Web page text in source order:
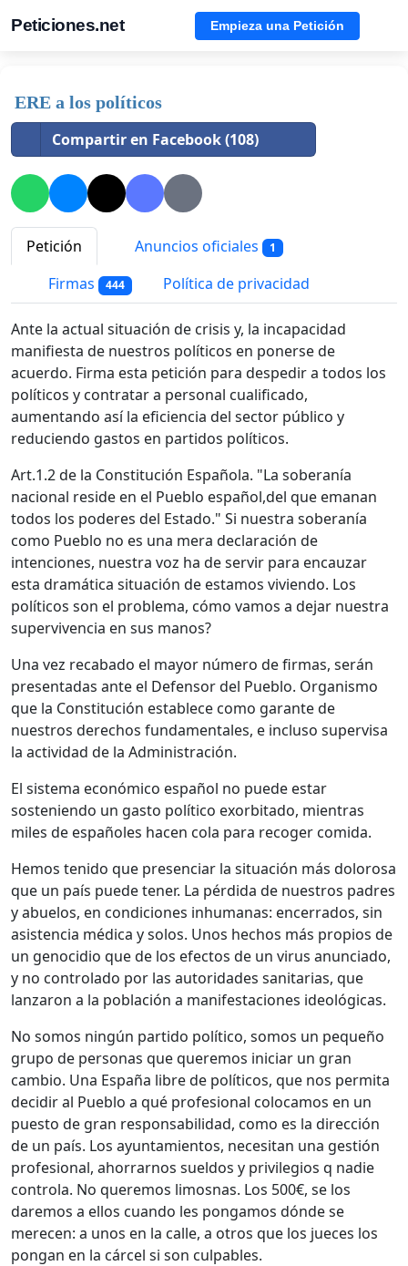
Peticiones.net Empieza una Petición
ERE a los políticos
Compartir en Facebook (108)
Petición Anuncios oficiales 1
Firmas 444 Política de privacidad
Ante la actual situación de crisis y, la incapacidad
manifiesta de nuestros políticos en ponerse de
acuerdo. Firma esta petición para despedir a todos los
políticos y contratar a personal cualificado,
aumentando así la eficiencia del sector público y
reduciendo gastos en partidos políticos.
Art.1.2 de la Constitución Española. "La soberanía
nacional reside en el Pueblo español,del que emanan
todos los poderes del Estado." Si nuestra soberanía
como Pueblo no es una mera declaración de
intenciones, nuestra voz ha de servir para encauzar
esta dramática situación de estamos viviendo. Los
políticos son el problema, cómo vamos a dejar nuestra
supervivencia en sus manos?
Una vez recabado el mayor número de firmas, serán
presentadas ante el Defensor del Pueblo. Organismo
que la Constitución establece como garante de
nuestros derechos fundamentales, e incluso supervisa
la actividad de la Administración.
El sistema económico español no puede estar
sosteniendo un gasto político exorbitado, mientras
miles de españoles hacen cola para recoger comida.
Hemos tenido que presenciar la situación más dolorosa
que un país puede tener. La pérdida de nuestros padres
y abuelos, en condiciones inhumanas: encerrados, sin
asistencia médica y solos. Unos hechos más propios de
un genocidio que de los efectos de un virus anunciado,
y no controlado por las autoridades sanitarias, que
lanzaron a la población a manifestaciones ideológicas.
No somos ningún partido político, somos un pequeño
grupo de personas que queremos iniciar un gran
cambio. Una España libre de políticos, que nos permita
decidir al Pueblo a qué profesional colocamos en un
puesto de gran responsabilidad, como es la dirección
de un país. Los ayuntamientos, necesitan una gestión
profesional, ahorrarnos sueldos y privilegios q nadie
controla. No queremos limosnas. Los 500€, se los
daremos a ellos cuando les pongamos dónde se
merecen: a unos en la calle, a otros que los jueces los
pongan en la cárcel si son culpables.